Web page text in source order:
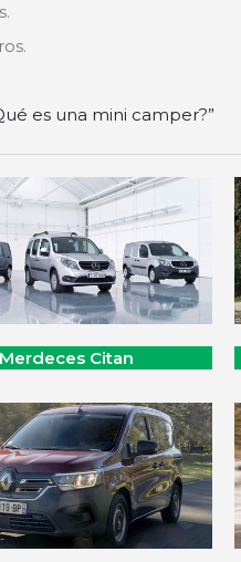
es una mini camper?”
Merdeces Citan